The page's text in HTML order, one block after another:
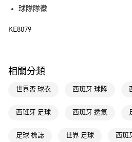
每筆NT$80，滿NT$1,500(含以上)免運費
付款後全家取貨
每筆NT$80，滿NT$1,500(含以上)免運費
付款後萊爾富取貨
每筆NT$80，滿NT$1,500(含以上)免運
球隊隊徽
KE8079
相關分類
世界盃 球衣 西班牙 球隊
西班牙 足球 西班牙 透氣
足球 標誌 世界 足球 西班